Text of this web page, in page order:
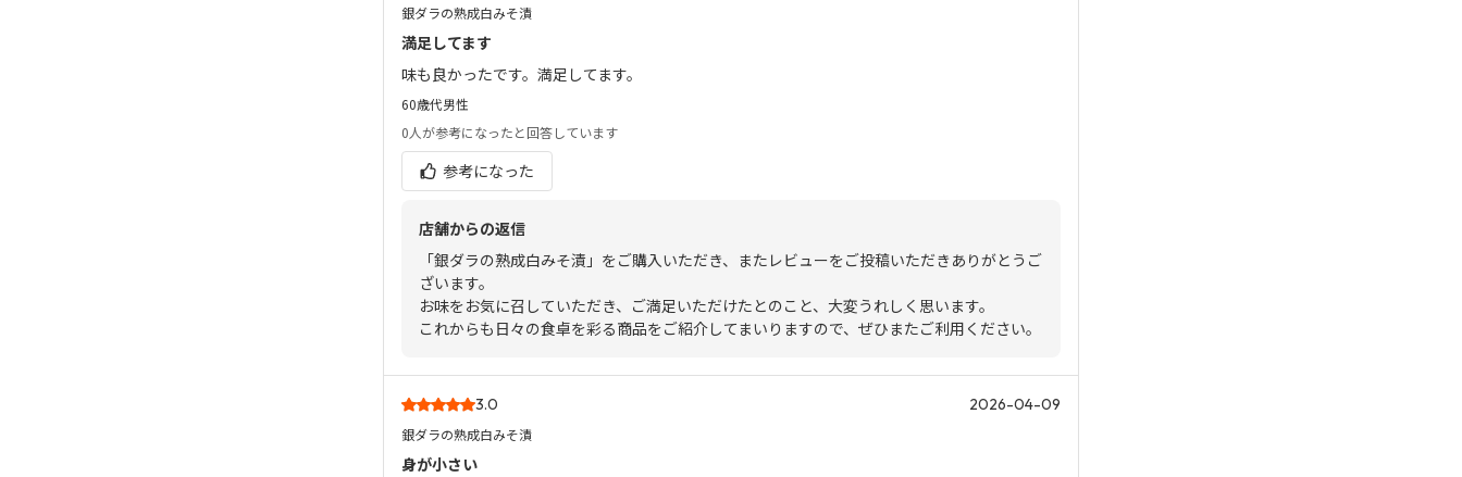
銀ダラの熟成白みそ漬
満足してます
味も良かったです。満足してます。
60歳代男性
0人が参考になったと回答しています
参考になった
店舗からの返信
「銀ダラの熟成白みそ漬」をご購入いただき、またレビューをご投稿いただきありがとうご
ざいます。
お味をお気に召していただき、ご満足いただけたとのこと、大変うれしく思います。
これからも日々の食卓を彩る商品をご紹介してまいりますので、ぜひまたご利用ください。
3.0 2026-04-09
銀ダラの熟成白みそ漬
身が小さい